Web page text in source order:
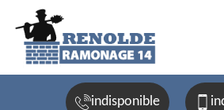
indisponible